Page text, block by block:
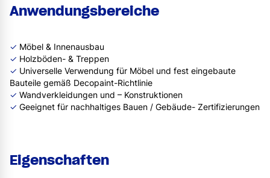
Anwendungsbereiche
✓ Möbel & Innenausbau
✓ Holzböden- & Treppen
✓ Universelle Verwendung für Möbel und fest eingebaute
Bauteile gemäß Decopaint-Richtlinie
✓ Wandverkleidungen und – Konstruktionen
✓ Geeignet für nachhaltiges Bauen / Gebäude- Zertifizierungen
Eigenschaften